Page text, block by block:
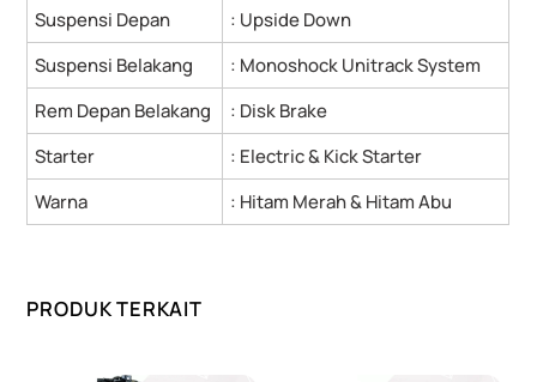
Suspensi Depan
: Upside Down
Suspensi Belakang
: Monoshock Unitrack System
Rem Depan Belakang
: Disk Brake
Starter
: Electric & Kick Starter
Warna
: Hitam Merah & Hitam Abu
PRODUK TERKAIT